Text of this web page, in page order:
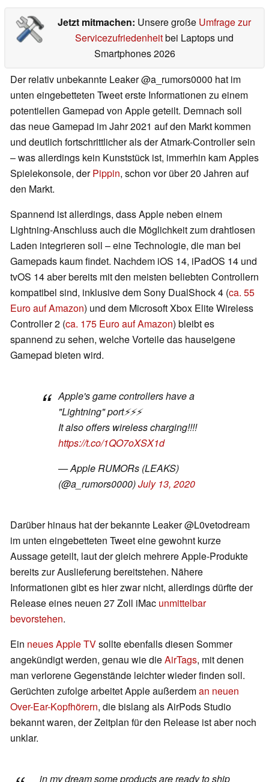
Jetzt mitmachen: Unsere große Umfrage zur
Servicezufriedenheitbei Laptops und
Smartphones 2026
Der relativ unbekannte Leaker @a_rumors0000 hat im
unten eingebetteten Tweet erste Informationen zu einem
potentiellen Gamepad von Apple geteilt. Demnach soll
das neue Gamepad im Jahr 2021 auf den Markt kommen
und deutlich fortschrittlicher als der Atmark-Controller sein
– was allerdings kein Kunststück ist, immerhin kam Apples
Spielekonsole, derPippin, schon vor über 20 Jahren auf
den Markt.
Spannend ist allerdings, dass Apple neben einem
Lightning-Anschluss auch die Möglichkeit zum drahtlosen
Laden integrieren soll – eine Technologie, die man bei
Gamepads kaum findet. Nachdem iOS 14, iPadOS 14 und
tvOS 14 aber bereits mit den meisten beliebten Controllern
kompatibel sind, inklusive dem Sony DualShock 4 (ca. 55
Euro auf Amazon) und dem Microsoft Xbox Elite Wireless
Controller 2 (ca. 175 Euro auf Amazon) bleibt es
spannend zu sehen, welche Vorteile das hauseigene
Gamepad bieten wird.
Apple's game controllers have a
"Lightning" port⚡️⚡️⚡️
It also offers wireless charging!!!!
https://t.co/1QO7oXSX1d
— Apple RUMORs (LEAKS)
(@a_rumors0000)July 13, 2020
Darüber hinaus hat der bekannte Leaker @L0vetodream
im unten eingebetteten Tweet eine gewohnt kurze
Aussage geteilt, laut der gleich mehrere Apple-Produkte
bereits zur Auslieferung bereitstehen. Nähere
Informationen gibt es hier zwar nicht, allerdings dürfte der
Release eines neuen 27 Zoll iMac unmittelbar
bevorstehen.
Ein neues Apple TVsollte ebenfalls diesen Sommer
angekündigt werden, genau wie dieAirTags, mit denen
man verlorene Gegenstände leichter wieder finden soll.
Gerüchten zufolge arbeitet Apple außerdeman neuen
Over-Ear-Kopfhörern, die bislang als AirPods Studio
bekannt waren, der Zeitplan für den Release ist aber noch
unklar.
in my dream some products are ready to ship